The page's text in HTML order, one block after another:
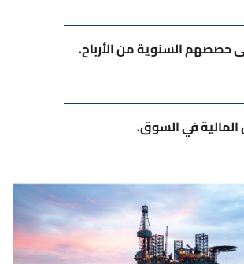
حصصهم السنوية من الأرباح.
المالية في السوق.